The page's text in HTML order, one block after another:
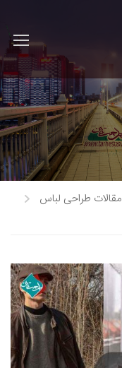
مقالات طراحی لباس